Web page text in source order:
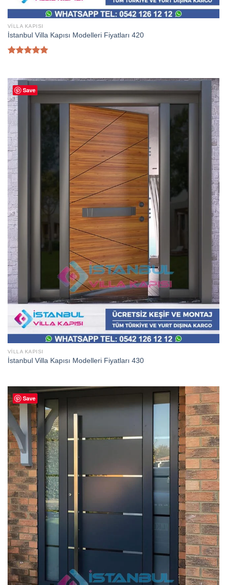
VILLA KAPISI
İstanbul Villa Kapısı Modelleri Fiyatları 420
aldı
Save
VILLA KAPISI
İstanbul Villa Kapısı Modelleri Fiyatları 430
Save